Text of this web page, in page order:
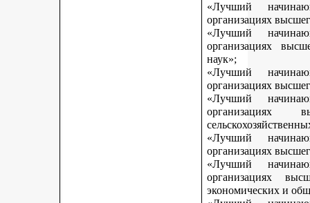
«Лучший
организациях
«Лучший
организациях
наук»;
«Лучший
организациях
«Лучший
организациях
«Лучший
организациях
«Лучший
организациях
экономических и